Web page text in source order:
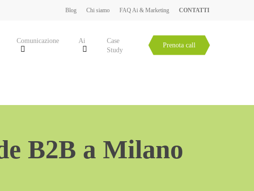
Blog Chi siamo FAQ Ai & Marketing CONTATTI
Comunicazione Ai
Case
Study
Prenota call
B2B a Milano